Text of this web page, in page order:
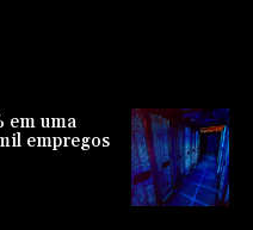
em uma
empregos